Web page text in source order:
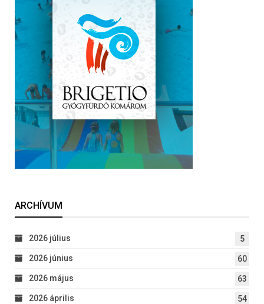
ARCHÍVUM
2026 július 5
2026 június 60
2026 május 63
2026 április 54